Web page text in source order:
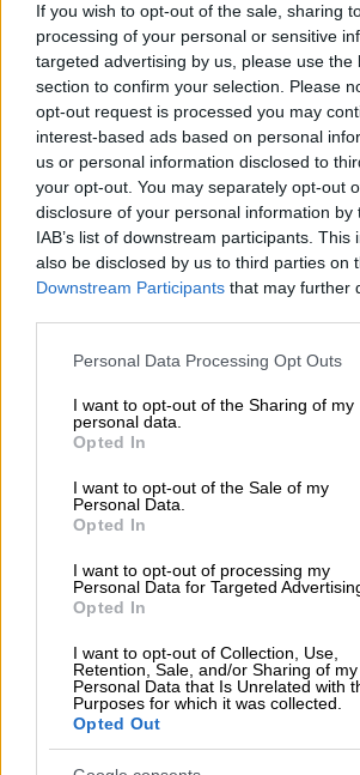
If you wish to opt-out of the sale, sharing
processing of your personal or sensitive
targeted advertising by us, please use the
section to confirm your selection. Please
opt-out request is processed you may
interest-based ads based on personal
us or personal information disclosed to
your opt-out. You may separately opt-out
disclosure of your personal information by
IAB’s list of downstream participants. This
also be disclosed by us to third parties on
Downstream Participants that may further
Please note that this website/app uses
not limited to your visit or usage
grant or deny consent to Google and its
use your data for below specified
consent section.
Personal Data Processing Opt Outs
I want to opt-out of the Sharing of my
personal data.
Opted In
I want to opt-out of the Sale of my
Personal Data.
Opted In
I want to opt-out of processing my
Personal Data for Targeted
Opted In
I want to opt-out of Collection, Use,
Retention, Sale, and/or Sharing of my
Personal Data that Is Unrelated with
Purposes for which it was collected.
Opted Out
αποφάσισαν να σπάσουν τη
βλέποντας το... όργιο των
επιδοτήσεων.
Όπως εξήγησαν, είχαν γίνει
αμέτρητων παραπόνωναπό
αγρότες και κτηνοτρόφους,
«έχει καταστραφεί η ζωή με
και ταυτόχρονα παράνομη
ορισμένων υπαλλήλων».
Η επιστολήδεν έμεινε σε
καταγγελίες, αλλά περιέγραψε
ανατριχιαστική ακρίβεια τη
εγκληματικής οργάνωσης.
Σύμφωνα με τους
κτηνοτρόφοιέβαζαν στην
εκατομμύρια ευρώ κάθε χρόνο
για τους νόμιμους
ήταν καλοστημένο: Η ομάδα
μεγάλες ανεκμετάλλευτες
δημοσίου. Στη συνέχεια,